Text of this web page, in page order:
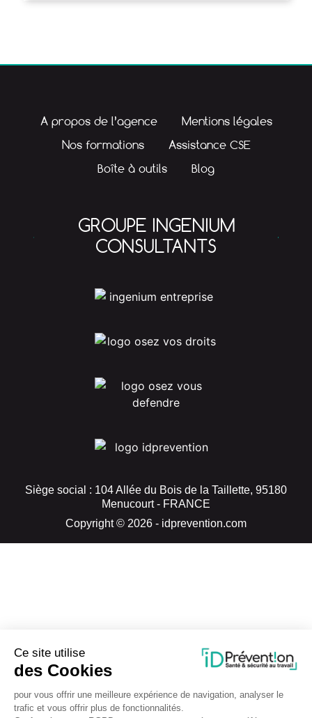
A propos de l’agence
Mentions légales
Nos formations
Assistance CSE
Boîte à outils
Blog
GROUPE INGENIUM
CONSULTANTS
Siège social : 104 Allée du Bois de la Taillette, 95180
Menucourt - FRANCE
Copyright © 2026 - idprevention.com
Ce site utilise
des Cookies
pour vous offrir une meilleure expérience de navigation, analyser le
trafic et vous offrir plus de fonctionnalités.